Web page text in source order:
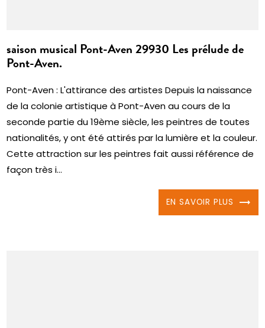
saison musical Pont-Aven 29930 Les prélude de
Pont-Aven.
Pont-Aven : L'attirance des artistes Depuis la naissance
de la colonie artistique à Pont-Aven au cours de la
seconde partie du 19ème siècle, les peintres de toutes
nationalités, y ont été attirés par la lumière et la couleur.
Cette attraction sur les peintres fait aussi référence de
façon très i...
EN SAVOIR PLUS